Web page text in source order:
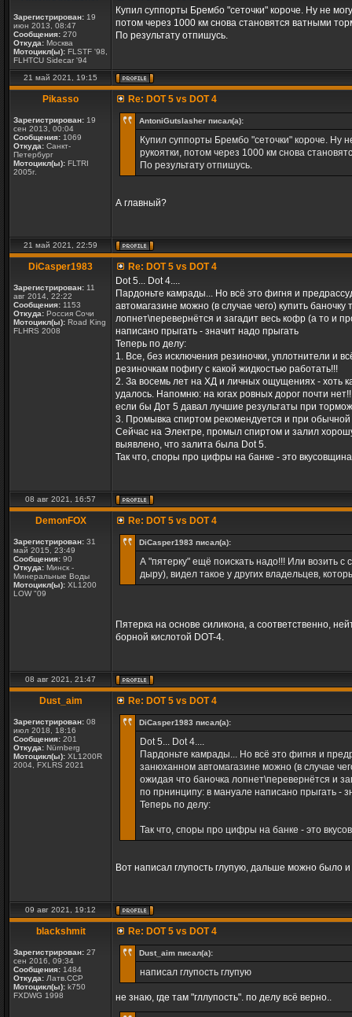
Зарегистрирован: 19
июн 2013, 08:47
Сообщения: 270
Откуда: Москва
Мотоцикл(ы): FLSTF '98,
FLHTCU Sidecar '94
Купил суппорты Брембо "сеточки" короче. Ну не
потом через 1000 км снова становятся ватными
По результату отпишусь.
21 май 2021, 19:15
Pikasso
Зарегистрирован: 19
сен 2013, 00:04
Сообщения: 1069
Откуда: Санкт-
Петербург
Мотоцикл(ы): FLTRI
2005г.
Re: DOT 5 vs DOT 4
AntoniGutslasher писал(а):
Купил суппорты Брембо "сеточки" короче. Ну
рукоятки, потом через 1000 км снова
По результату отпишусь.
А главный?
21 май 2021, 22:59
DiCasper1983
Зарегистрирован: 11
авг 2014, 22:22
Сообщения: 1153
Откуда: Россия Сочи
Мотоцикл(ы): Road King
FLHRS 2008
Re: DOT 5 vs DOT 4
Dot 5... Dot 4....
Пардоньте камрады... Но всё это фигня и
автомагазине можно (в случае чего) купить
лопнет\перевернётся и загадит весь кофр (а то и
написано прыгать - значит надо прыгать
Теперь по делу:
1. Все, без исключения резиночки, уплотнители и
резиночкам пофигу с какой жидкостью работать!!!
2. За восемь лет на ХД и личных ощущениях - хоть
удалось. Напомню: на югах ровных дорог почти
если бы Дот 5 давал лучшие результаты при
3. Промывка спиртом рекомендуется и при
Сейчас на Электре, промыл спиртом и залил
выявлено, что залита была Dot 5.
Так что, споры про цифры на банке - это
08 авг 2021, 16:57
DemonFOX
Зарегистрирован: 31
май 2015, 23:49
Сообщения: 90
Откуда: Минск -
Минеральные Воды
Мотоцикл(ы): XL1200
LOW "09
Re: DOT 5 vs DOT 4
DiCasper1983 писал(а):
А "пятерку" ещё поискать надо!!! Или возить с
дыру), видел такое у других владельцев,
Пятерка на основе силикона, а соответственно,
борной кислотой DOT-4.
08 авг 2021, 21:47
Dust_aim
Зарегистрирован: 08
июл 2018, 18:16
Сообщения: 201
Откуда: Nürnberg
Мотоцикл(ы): XL1200R
2004, FXLRS 2021
Re: DOT 5 vs DOT 4
DiCasper1983 писал(а):
Dot 5... Dot 4....
Пардоньте камрады... Но всё это фигня и
занюханном автомагазине можно (в случае
ожидая что баночка лопнет\перевернётся и
по прнинципу: в мануале написано прыгать -
Теперь по делу:
Так что, споры про цифры на банке - это
Вот написал глупость глупую, дальше можно было и
09 авг 2021, 19:12
blackshmit
Зарегистрирован: 27
сен 2016, 09:34
Сообщения: 1484
Откуда: Латв.ССР
Мотоцикл(ы): k750
FXDWG 1998
Re: DOT 5 vs DOT 4
Dust_aim писал(а):
написал глупость глупую
не знаю, где там "гллупость". по делу всё верно..